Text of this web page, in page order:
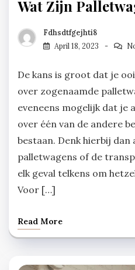
Wat Zijn
Fdhsdtfgejhti8
April 18, 2023
De kans is groot dat je
over zogenaamde
eveneens mogelijk dat je
over één van de andere
bestaan. Denk hierbij dan
palletwagens of de
elk geval telkens om
Voor […]
Read More